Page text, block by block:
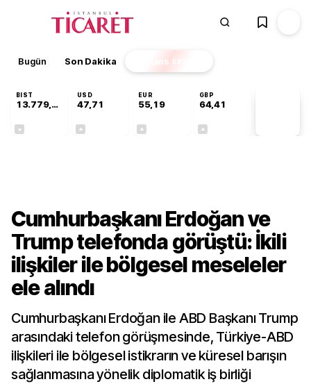
Bugün Son Dakika Finans EKSTRA
BIST
13.779,39
USD
47,71
EUR
55,19
GBP
64,41
Cumhurbaşkanı Erdoğan ve
Trump telefonda görüştü: İkili
ilişkiler ile bölgesel meseleler
ele alındı
Cumhurbaşkanı Erdoğan ile ABD Başkanı Trump
arasındaki telefon görüşmesinde, Türkiye-ABD
ilişkileri ile bölgesel istikrarın ve küresel barışın
sağlanmasına yönelik diplomatik iş birliği